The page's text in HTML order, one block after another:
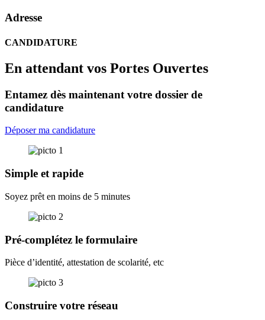
Adresse
CANDIDATURE
En attendant vos Portes Ouvertes
Entamez dès maintenant votre dossier de
candidature
Déposer ma candidature
Simple et rapide
Soyez prêt en moins de 5 minutes
Pré-complétez le formulaire
Pièce d’identité, attestation de scolarité, etc
Construire votre réseau